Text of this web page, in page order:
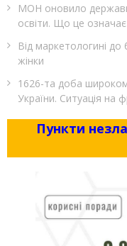
МОН оновило
освіти. Що це означає
Від маркетологині до
жінки
1626-та доба
України. Ситуація на
Пункти